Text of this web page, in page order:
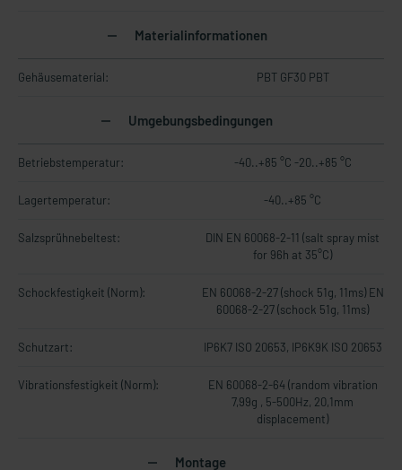
Materialinformationen
Gehäusematerial: PBT GF30 PBT
Umgebungsbedingungen
Betriebstemperatur: -40..+85 °C -20..+85 °C
Lagertemperatur: -40..+85 °C
Salzsprühnebeltest:
DIN EN 60068-2-11 (salt spray mist
for 96h at 35°C)
Schockfestigkeit (Norm):
EN 60068-2-27 (shock 51g, 11ms) EN
60068-2-27 (schock 51g, 11ms)
Schutzart: IP6K7 ISO 20653, IP6K9K ISO 20653
Vibrationsfestigkeit (Norm):
EN 60068-2-64 (random vibration
7,99g , 5-500Hz, 20,1mm
displacement)
Montage